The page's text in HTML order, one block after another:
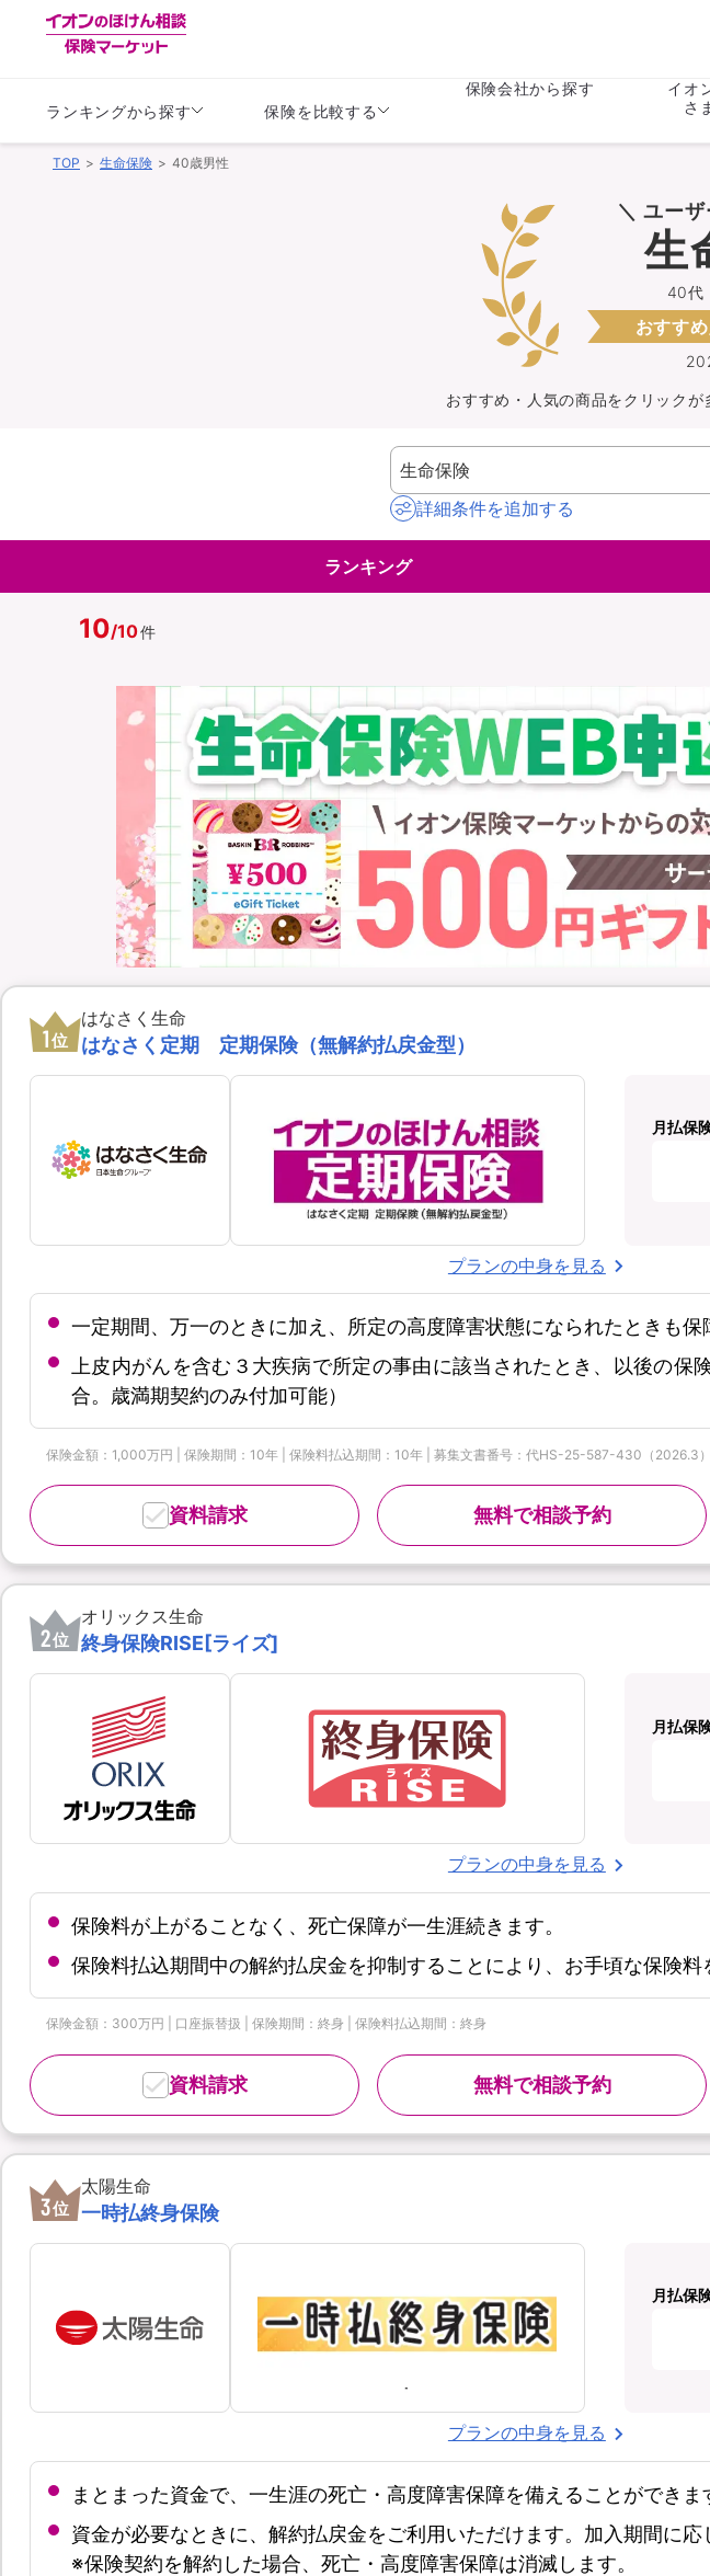
ランキングから探す
がん保険
持病がある
バイク保険
ペット保険
スマホ保険
イオンカード会員さま
専用保険（損害保険）
WAON
保険を比較する
がん保険
収入保障保険
保険会社から探す
イオ
さ
ライフステ
TOP 生命保険 40歳男性
＼ ユー
40代
生
おすす
おすすめ・人気の商品をクリックが
詳細条件を追加する
ランキング
10/10件
1位
はなさく生命
はなさく定期 定期保険（無解約払戻金型）
月払保
プランの中身を見る
一定期間、万一のときに加え、所定の高度障害状態になられたときも保
上皮内がんを含む３大疾病で所定の事由に該当されたとき、以後の
合。歳満期契約のみ付加可能）
保険金額：1,000万円 | 保険期間：10年 | 保険料払込期間：10年 | 募集文書番号：代HS-25-587-430（2026.3）
無料で相談予約
資料請求
2位
オリックス生命
終身保険RISE[ライズ]
月払保
プランの中身を見る
保険料が上がることなく、死亡保障が一生涯続きます。
保険料払込期間中の解約払戻金を抑制することにより、お手頃な保険料
保険金額：300万円 | 口座振替扱 | 保険期間：終身 | 保険料払込期間：終身
無料で相談予約
資料請求
3位
太陽生命
一時払終身保険
月払保
プランの中身を見る
まとまった資金で、一生涯の死亡・高度障害保障を備えることができ
資金が必要なときに、解約払戻金をご利用いただけます。加入期間に応
※保険契約を解約した場合、死亡・高度障害保障は消滅します。